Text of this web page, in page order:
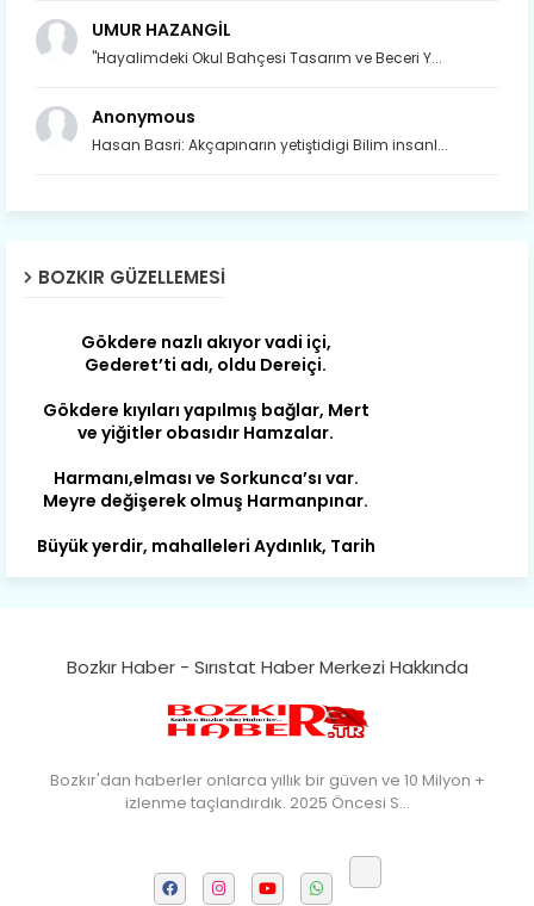
UMUR HAZANGİL
"Hayalimdeki Okul Bahçesi Tasarım ve Beceri Y...
Anonymous
Hasan Basri: Akçapınarın yetiştidigi Bilim insanl...
BOZKIR GÜZELLEMESI
Son yıllarda orda yok artık ağlayan,
Gökdere kıyıları yapılmış bağlar, Mert
Harmanı,elması ve Sorkunca’sı var.
Büyük yerdir, mahalleleri Aydınlık, Tarih
yorgun. Şehit Berâtlı, halkı yiğit genç
Sorkun.
Perşembe de yaşlılardan aldım öğüt,
Tarih, kültür, ozan ve Gazi orda var.
Hocaköy’dür eski adı can Üçpınar.
Ortaoluk çeşmenden su içen kanar,
Bozkır’a yakın şirin köy Akçapınar.
Bozkır Haber - Sırıstat Haber Merkezi Hakkında
Bozkır'dan haberler onlarca yıllık bir güven ve 10 Milyon +
izlenme taçlandırdık. 2025 Öncesi S…